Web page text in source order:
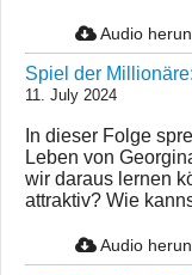
Audio
Spiel der
11. July 2024
In dieser Folge
Leben von
wir daraus lernen
attraktiv? Wie
Audio